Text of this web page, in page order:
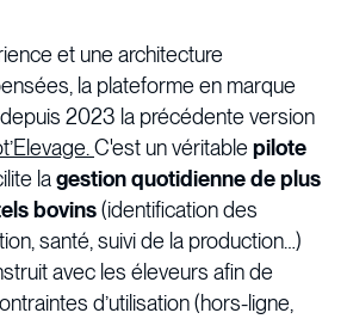
et une architecture
la plateforme en marque
2023 la précédente version
C'est un véritablepilote
lagestion quotidienne de plus
bovins(identification des
santé, suivi de la production…)
avec les éleveurs afin de
d’utilisation (hors-ligne,